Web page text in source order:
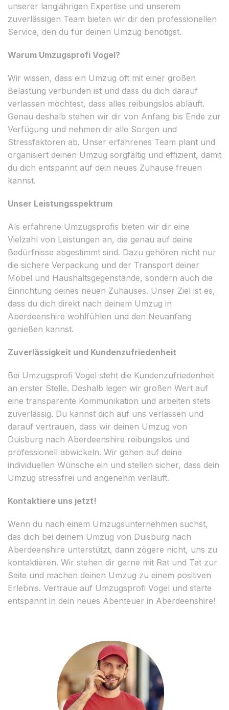
unserer langjährigen Expertise und unserem
zuverlässigen Team bieten wir dir den professionellen
Service, den du für deinen Umzug benötigst.
Warum Umzugsprofi Vogel?
Wir wissen, dass ein Umzug oft mit einer großen
Belastung verbunden ist und dass du dich darauf
verlassen möchtest, dass alles reibungslos abläuft.
Genau deshalb stehen wir dir von Anfang bis Ende zur
Verfügung und nehmen dir alle Sorgen und
Stressfaktoren ab. Unser erfahrenes Team plant und
organisiert deinen Umzug sorgfältig und effizient, damit
du dich entspannt auf dein neues Zuhause freuen
kannst.
Unser Leistungsspektrum
Als erfahrene Umzugsprofis bieten wir dir eine
Vielzahl von Leistungen an, die genau auf deine
Bedürfnisse abgestimmt sind. Dazu gehören nicht nur
die sichere Verpackung und der Transport deiner
Möbel und Haushaltsgegenstände, sondern auch die
Einrichtung deines neuen Zuhauses. Unser Ziel ist es,
dass du dich direkt nach deinem Umzug in
Aberdeenshire wohlfühlen und den Neuanfang
genießen kannst.
Zuverlässigkeit und Kundenzufriedenheit
Bei Umzugsprofi Vogel steht die Kundenzufriedenheit
an erster Stelle. Deshalb legen wir großen Wert auf
eine transparente Kommunikation und arbeiten stets
zuverlässig. Du kannst dich auf uns verlassen und
darauf vertrauen, dass wir deinen Umzug von
Duisburg nach Aberdeenshire reibungslos und
professionell abwickeln. Wir gehen auf deine
individuellen Wünsche ein und stellen sicher, dass dein
Umzug stressfrei und angenehm verläuft.
Kontaktiere uns jetzt!
Wenn du nach einem Umzugsunternehmen suchst,
das dich bei deinem Umzug von Duisburg nach
Aberdeenshire unterstützt, dann zögere nicht, uns zu
kontaktieren. Wir stehen dir gerne mit Rat und Tat zur
Seite und machen deinen Umzug zu einem positiven
Erlebnis. Vertraue auf Umzugsprofi Vogel und starte
entspannt in dein neues Abenteuer in Aberdeenshire!